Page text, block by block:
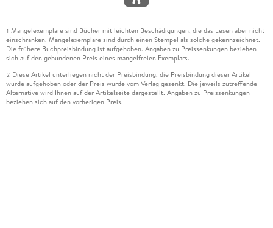
1 Mängelexemplare sind Bücher mit leichten Beschädigungen, die das Lesen aber nicht
einschränken. Mängelexemplare sind durch einen Stempel als solche gekennzeichnet.
Die frühere Buchpreisbindung ist aufgehoben. Angaben zu Preissenkungen beziehen
sich auf den gebundenen Preis eines mangelfreien Exemplars.
2 Diese Artikel unterliegen nicht der Preisbindung, die Preisbindung dieser Artikel
wurde aufgehoben oder der Preis wurde vom Verlag gesenkt. Die jeweils zutreffende
Alternative wird Ihnen auf der Artikelseite dargestellt. Angaben zu Preissenkungen
beziehen sich auf den vorherigen Preis.